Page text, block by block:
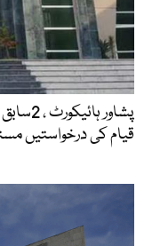
پشاور
قیام کی درخواستیں